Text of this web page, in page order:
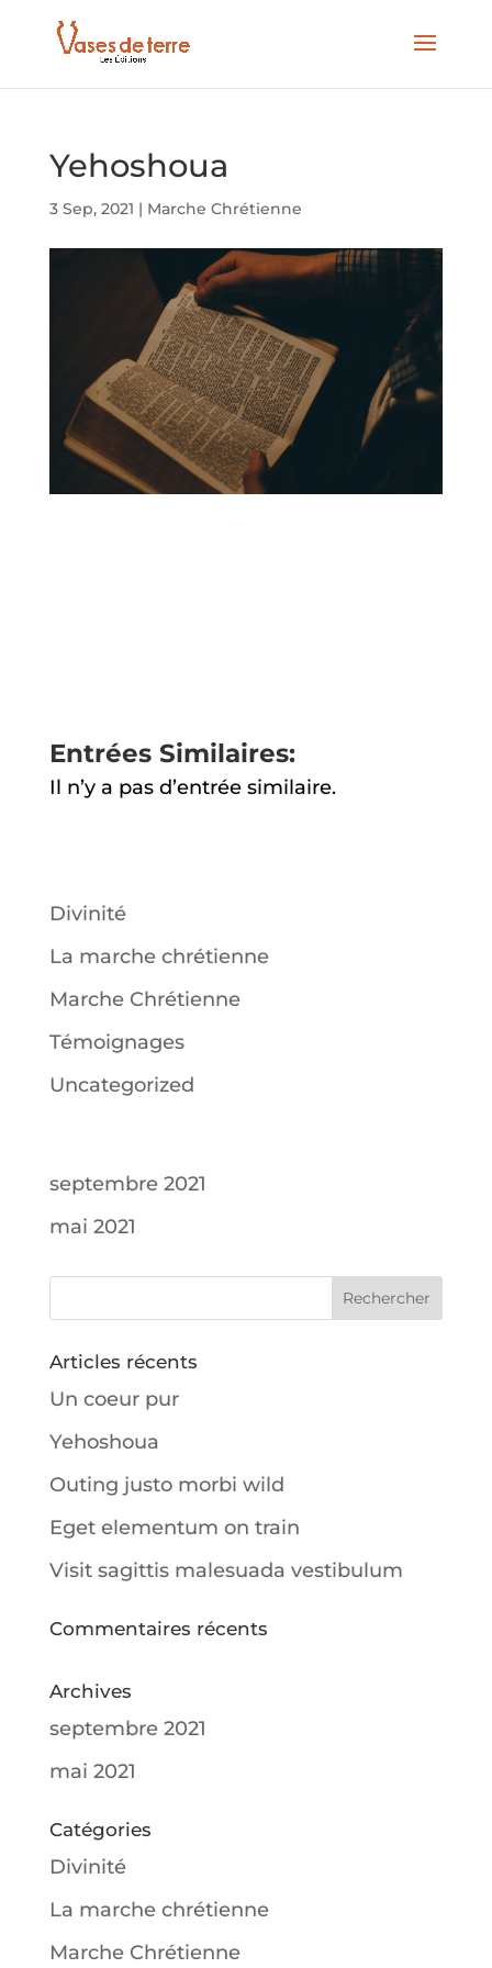
Yehoshoua
3 Sep, 2021 | Marche Chrétienne
Entrées Similaires:
Il n’y a pas d’entrée similaire.
Divinité
La marche chrétienne
Marche Chrétienne
Témoignages
Uncategorized
septembre 2021
mai 2021
Articles récents
Un coeur pur
Yehoshoua
Outing justo morbi wild
Eget elementum on train
Visit sagittis malesuada vestibulum
Commentaires récents
Archives
septembre 2021
mai 2021
Catégories
Divinité
La marche chrétienne
Marche Chrétienne